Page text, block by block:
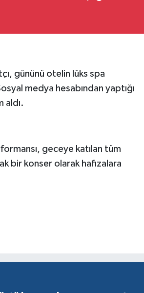
gününü otelin lüks spa
medya hesabından yaptığı
aldı.
geceye katılan tüm
bir konser olarak hafızalara